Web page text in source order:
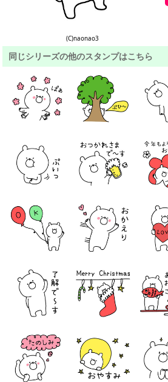
(C)naonao3
同じシリーズの他のスタンプはこちら